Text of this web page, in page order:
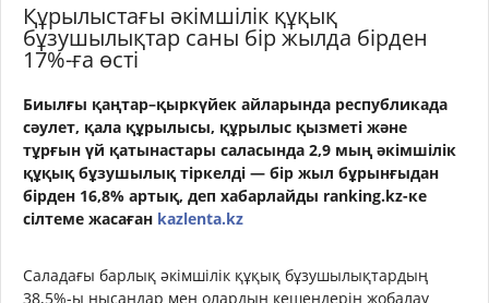
Құрылыстағы әкімшілік құқық
бұзушылықтар саны бір жылда бірден
17%-ға өсті
Биылғы қаңтар–қыркүйек айларында республикада
сәулет, қала құрылысы, құрылыс қызметі және
тұрғын үй қатынастары саласында 2,9 мың әкімшілік
құқық бұзушылық тіркелді — бір жыл бұрынғыдан
бірден 16,8% артық, деп хабарлайды ranking.kz-ке
сілтеме жасаған kazlenta.kz
Саладағы барлық әкімшілік құқық бұзушылықтардың
38,5%-ы нысандар мен олардың кешендерін жобалау